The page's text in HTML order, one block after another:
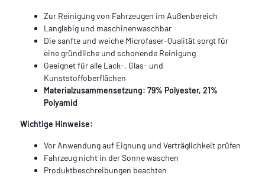
Zur Reinigung von Fahrzeugen im Außenbereich
Langlebig und maschinenwaschbar
Die sanfte und weiche Microfaser-Qualität sorgt für
eine gründliche und schonende Reinigung
Geeignet für alle Lack-, Glas- und
Kunststoffoberflächen
Materialzusammensetzung: 79% Polyester, 21%
Polyamid
Wichtige Hinweise:
Vor Anwendung auf Eignung und Verträglichkeit prüfen
Fahrzeug nicht in der Sonne waschen
Produktbeschreibungen beachten